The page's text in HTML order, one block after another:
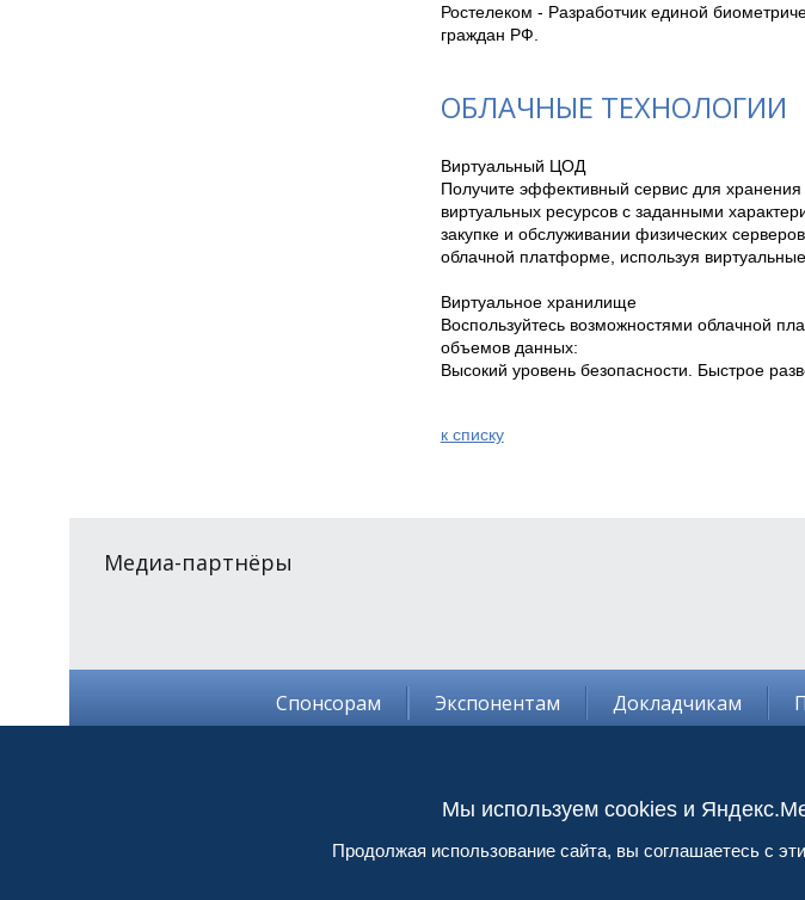
Ростелеком - Разработчик единой
граждан РФ.
ОБЛАЧНЫЕ ТЕХНОЛОГИИ
Виртуальный ЦОД
Получите эффективный сервис для
виртуальных ресурсов с заданными
закупке и обслуживании физических
облачной платформе, используя виртуальные
Виртуальное хранилище
Воспользуйтесь возможностями облачной
объемов данных:
Высокий уровень безопасности. Быстрое
к спиcку
Медиа-партнёры
Спонсорам Экспонентам Докладчикам
3-4февраля 2026 года
Москва, гостиница "Рэдиссон
Мы используем cookies и
Продолжая использование сайта, вы соглашаетесь с